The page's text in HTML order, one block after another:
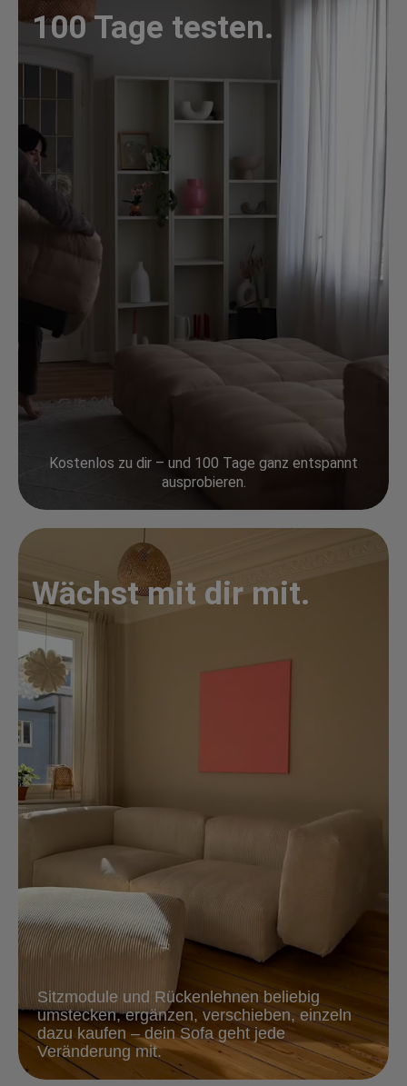
100 Tage testen.
Kostenlos zu dir – und 100 Tage ganz entspannt
ausprobieren.
Wächst mit dir mit.
Sitzmodule und Rückenlehnen beliebig
umstecken, ergänzen, verschieben, einzeln
dazu kaufen – dein Sofa geht jede
Veränderung mit.